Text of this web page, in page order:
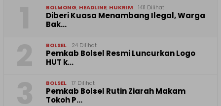
BOLMONG, HEADLINE, HUKRIM 1411 Dilihat
Diberi Kuasa Menambang Ilegal, Warga
Bak…
BOLSEL 24 Dilihat
Pemkab Bolsel Resmi Luncurkan Logo
HUT k…
BOLSEL 17 Dilihat
Pemkab Bolsel Rutin Ziarah Makam
Tokoh P…